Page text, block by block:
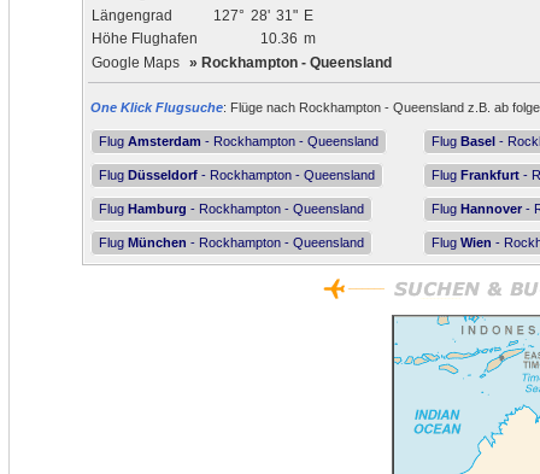
Längengrad
127° 28' 31" E
Höhe Flughafen
10.36 m
Google Maps » Rockhampton - Queensland
One Klick Flugsuche: Flüge nach Rockhampton - Queensland z.B. ab
Flug Amsterdam - Rockhampton - Queensland Flug Basel -
Flug Düsseldorf - Rockhampton - Queensland Flug Frankfurt -
Flug Hamburg - Rockhampton - Queensland Flug Hannover -
Flug München - Rockhampton - Queensland Flug Wien -